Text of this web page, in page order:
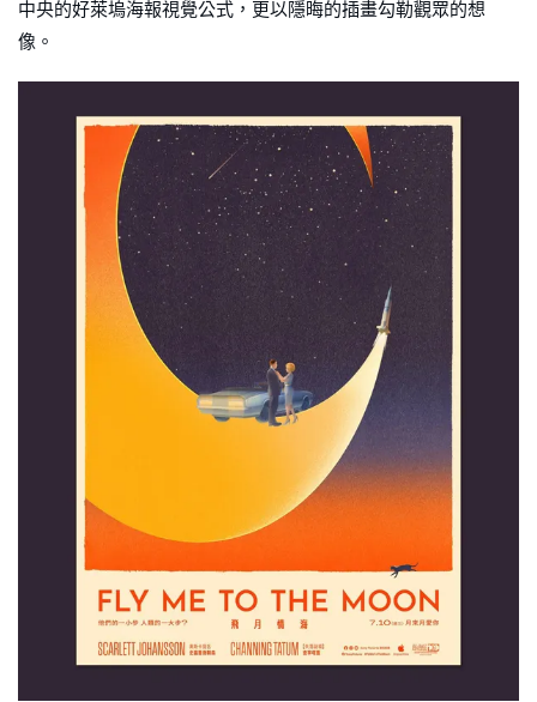
中央的好萊塢海報視覺公式，更以隱晦的插畫勾勒觀眾的想
像。